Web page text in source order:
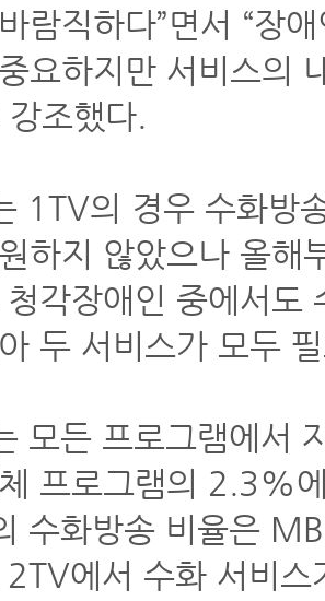
람직하다”면서 “장
요하지만 서비스의
강조했다.
1TV의 경우 수화방
하지 않았으나 올해
각장애인 중에서도
두 서비스가 모두
모든 프로그램에서
프로그램의 2.3%
수화방송 비율은
에서 수화 서비스